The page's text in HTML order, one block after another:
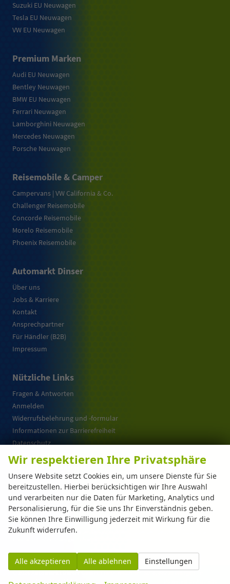
Suzuki EU Neuwagen
Tesla EU Neuwagen
VW EU Neuwagen
Premium Marken
Audi EU Neuwagen
Bentley Neuwagen
BMW EU Neuwagen
Ferrari Neuwagen
Lamborghini Neuwagen
Mercedes Neuwagen
Porsche Neuwagen
Reisemobile & Camper
Campervans | VW California & Co.
Challenger Reisemobile
Concorde Reisemobile
Morelo Reisemobile
Phoenix Reisemobile
Automarkt Dinser
Über uns
Jobs & Karriere
Kontakt
Ansprechpartner
Für Händler (B2B)
Impressum
Nützliche Links
Fragen & Antworten
Anmelden
Widerrufsbelehrung und -formular
Informationen zur Barrierefreiheit
Datenschutz
Cookie-Einstellungen
Warum EU-Neuwagen ?
Weitere Informationen zum offiziellen Kraftstoffverbrauch und zu den offiziellen
spezifischen CO2-Emissionen und gegebenenfalls zum Stromverbrauch neuer PKW
können dem 'Leitfaden über den offiziellen Kraftstoffverbrauch, die offiziellen
spezifischen CO -Emissionen und den offiziellen Stromverbrauch neuer PKW'
entnommen werden, der an allen Verkaufsstellen und bei der 'Deutschen Automobil
© 2026Automarkt Dinser GmbH,Franz-Walchner-Str. 8,88239Wangen im
Allgäu,
+49-7522-77114-0
Wir respektieren Ihre Privatsphäre
Unsere Website setzt Cookies ein, um unsere Dienste für Sie
bereitzustellen. Hierbei berücksichtigen wir Ihre Auswahl
und verarbeiten nur die Daten für Marketing, Analytics und
Personalisierung, für die Sie uns Ihr Einverständnis geben.
Sie können Ihre Einwilligung jederzeit mit Wirkung für die
Zukunft widerrufen.
Alle akzeptieren Alle ablehnen Einstellungen